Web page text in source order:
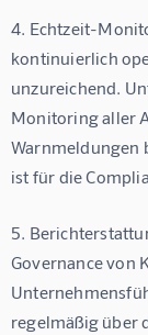
4. Echtzeit-
kontinuierlich
unzureichend.
Monitoring aller
Warnmeldungen
ist für die
5.
Governance von
regelmäßig über